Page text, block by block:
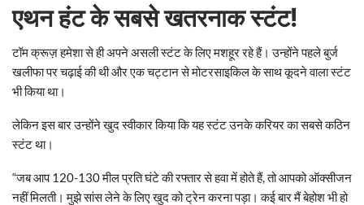
एथन हंट के सबसे खतरनाक स्टंट!
टॉम क्रूज़ हमेशा से ही अपने असली स्टंट के लिए मशहूर रहे हैं। उन्होंने पहले बुर्ज
खलीफा पर चढ़ाई की थी और एक चट्टान से मोटरसाइकिल के साथ कूदने वाला स्टंट
भी किया था।
लेकिन इस बार उन्होंने खुद स्वीकार किया कि यह स्टंट उनके करियर का सबसे कठिन
स्टंट था।
“जब आप 120-130 मील प्रति घंटे की रफ्तार से हवा में होते हैं, तो आपको ऑक्सीजन
नहीं मिलती। मुझे सांस लेने के लिए खुद को ट्रेन करना पड़ा। कई बार मैं बेहोश भी हो